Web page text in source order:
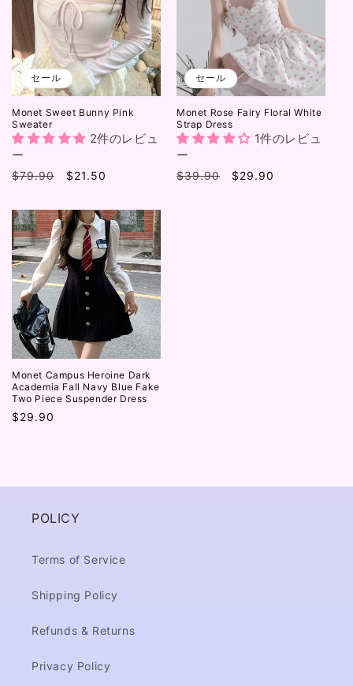
セール
Monet Sweet Bunny Pink
Sweater
2件のレビュ
ー
通
価
格
$79.90
セ
ル
価
格
$21.50
セール
Monet Rose Fairy Floral White
Strap Dress
1件のレビュ
ー
通
$39.90
セ
$29.90
Monet Campus Heroine Dark
Academia Fall Navy Blue Fake
Two Piece Suspender Dress
通
$29.90
POLICY
Terms of Service
Shipping Policy
Refunds & Returns
Privacy Policy